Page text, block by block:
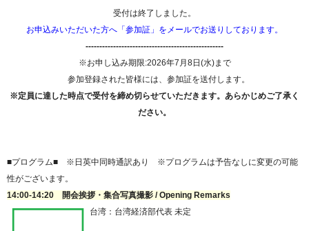
受付は終了しました。
お申込みいただいた方へ「参加証」をメールでお送りしております。
--------------------------------------------------
※お申し込み期限:2026年7月8日(水)まで
参加登録された皆様には、参加証を送付します。
※定員に達した時点で受付を締め切らせていただきます。あらかじめご了承く
ださい。
■プログラム■ ※日英中同時通訳あり ※プログラムは予告なしに変更の可能
性がございます。
14:00-14:20 開会挨拶・集合写真撮影 / Opening Remarks
台湾：台湾経済部代表 未定